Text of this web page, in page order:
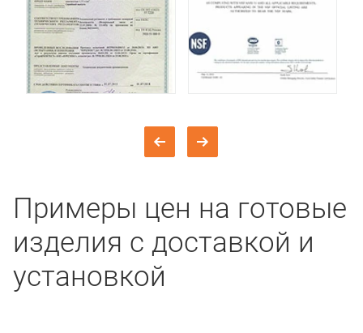
Примеры цен на готовые
изделия с доставкой и
установкой